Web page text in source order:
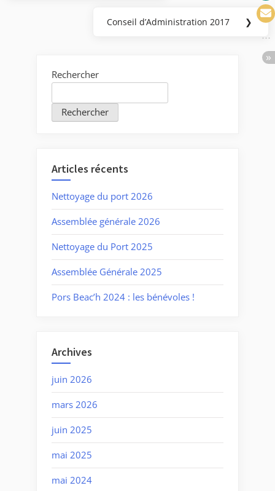
Next
Conseil d’Administration 2017 ❯
Rechercher
Rechercher
Articles récents
Nettoyage du port 2026
Assemblée générale 2026
Nettoyage du Port 2025
Assemblée Générale 2025
Pors Beac’h 2024 : les bénévoles !
Archives
juin 2026
mars 2026
juin 2025
mai 2025
mai 2024